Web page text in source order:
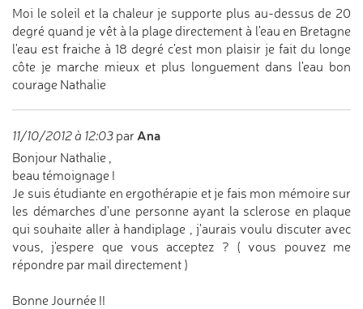
Moi le soleil et la chaleur je supporte plus au-dessus de 20
degré quand je vêt à la plage directement à l'eau en Bretagne
l'eau est fraiche à 18 degré c'est mon plaisir je fait du longe
côte je marche mieux et plus longuement dans l'eau bon
courage Nathalie
11/10/2012 à 12:03 par Ana
Bonjour Nathalie ,
beau témoignage !
Je suis étudiante en ergothérapie et je fais mon mémoire sur
les démarches d'une personne ayant la sclerose en plaque
qui souhaite aller à handiplage , j'aurais voulu discuter avec
vous, j'espere que vous acceptez ? ( vous pouvez me
répondre par mail directement )
Bonne Journée !!